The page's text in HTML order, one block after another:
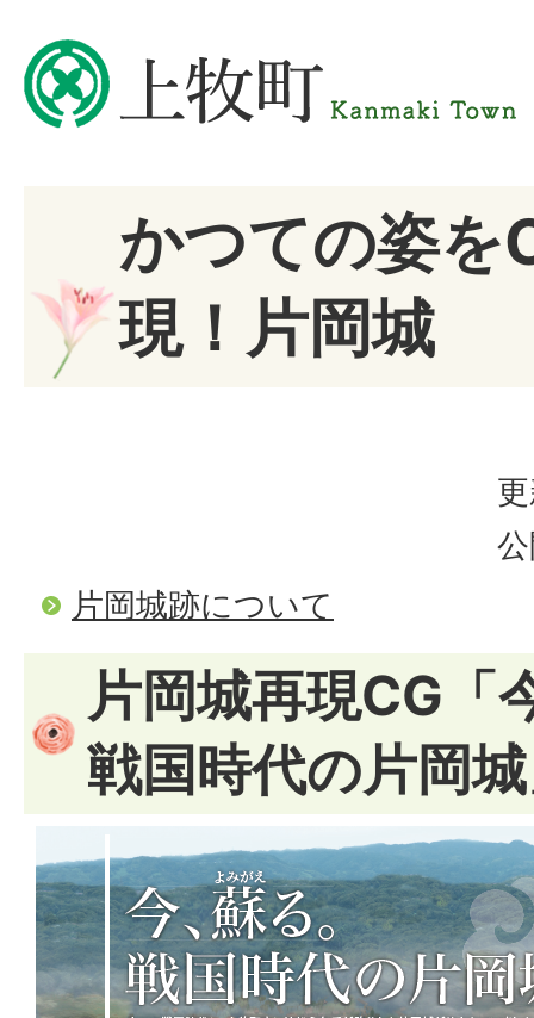
かつての姿を
現！片岡城
片岡城跡について
片岡城再現CG「
戦国時代の片岡